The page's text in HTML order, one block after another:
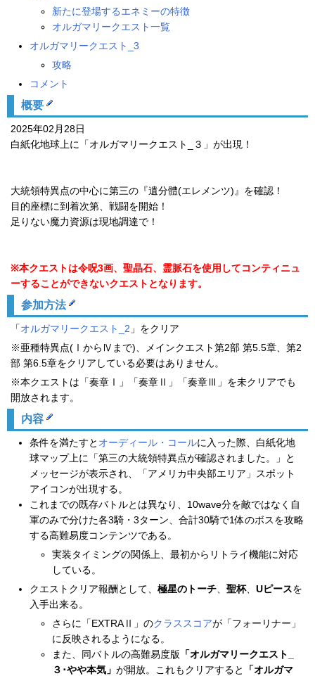
新たに登場するエネミーの特徴
オルガマリークエスト一覧
オルガマリークエスト_3
攻略
コメント
概要
2025年02月28日
白紙化地球上に「オルガマリークエスト_３」が出現！
大統領特異点の中心に第三の『遺分體(エレメンツ)』を確認！
目的座標に到着次第、戦闘を開始！
足りない魔力資源は現地調達で！
※本クエストは令呪3画、聖晶石、霊脈石を使用してコンティニュ
ーすることができないクエストとなります。
参加方法
「オルガマリークエスト_2 」をクリア
※亜種特異点(ⅠからⅣまで)、メインクエスト第2部 第5.5章、第2
部 第6.5章をクリアしている必要はありません。
※本クエストは「奏章Ⅰ」「奏章Ⅱ」「奏章Ⅲ」を未クリアでも
開放されます。
内容
条件を満たすと オーディール・コールに入った際、白紙化地
球マップ上に「第三の大統領特異点が確認されました。」と
メッセージが表示され、「アメリカ中央部エリア」スポット
アイコンが出現する。
これまでの既存バトルとは異なり、10wave分を敵ではなく自
軍のみで分けた各3騎・3ターン、合計30騎で1体のボスを攻略
する高難易度コンテンツである。
実装タイミングの関係上、最初からリトライ機能に対応
している。
クエストクリア報酬として、 極星のトーチ 聖杯、 Uピースを
入手出来る。
さらに「EXTRAⅡ」のクラススコアが「フォーリナー」
に反映されるようになる。
また、同バトルの高難易度版 「オルガマリークエスト_
３･やや本気」 が開放。これもクリアすると
「オルガマ